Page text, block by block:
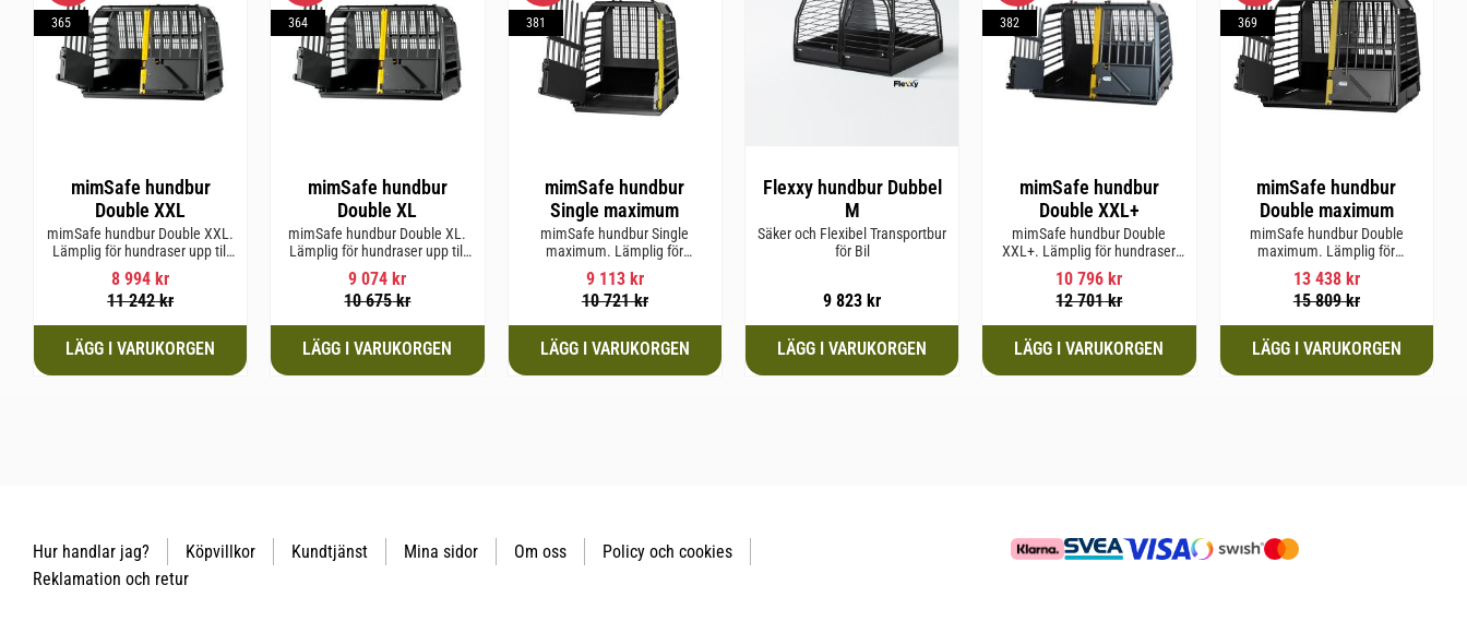
mimSafe hundbur
Double XXL
mimSafe hundbur Double XXL.
Lämplig för hundraser upp till
64 cm i mankhöjd.
8 994 kr
11 242kr
365
mimSafe hundbur
Double XL
mimSafe hundbur Double XL.
Lämplig för hundraser upp till
64 cm i mankhöjd.
9 074 kr
10 675kr
364
mimSafe hundbur
Single maximum
mimSafe hundbur Single
maximum. Lämplig för
hundraser upp till 77 cm i
mankhöjd.
9 113kr
10 721kr
381
Flexxy hundbur Dubbel
M
Säker och Flexibel Transportbur
för Bil
9 823 kr
mimSafe hundbur
Double XXL+
mimSafe hundbur Double
XXL+. Lämplig för hundraser
upp till 71 cm i mankhöjd.
10 796 kr
12 701kr
382
mimSafe hundbur
Double maximum
mimSafe hundbur Double
maximum. Lämplig för
hundraser upp till 77 cm i
mankhöjd.
13 438kr
15 809kr
369
Hur handlar jag? Köpvillkor Kundtjänst Mina sidor Om oss
Policy och cookies
Reklamation och retur